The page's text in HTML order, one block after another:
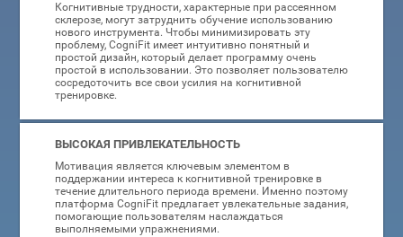
Когнитивные трудности, характерные при рассеянном
склерозе, могут затруднить обучение использованию
нового инструмента. Чтобы минимизировать эту
проблему, CogniFit имеет интуитивно понятный и
простой дизайн, который делает программу очень
простой в использовании. Это позволяет пользователю
сосредоточить все свои усилия на когнитивной
тренировке.
ВЫСОКАЯ ПРИВЛЕКАТЕЛЬНОСТЬ
Мотивация является ключевым элементом в
поддержании интереса к когнитивной тренировке в
течение длительного периода времени. Именно поэтому
платформа CogniFit предлагает увлекательные задания,
помогающие пользователям наслаждаться
выполняемыми упражнениями.